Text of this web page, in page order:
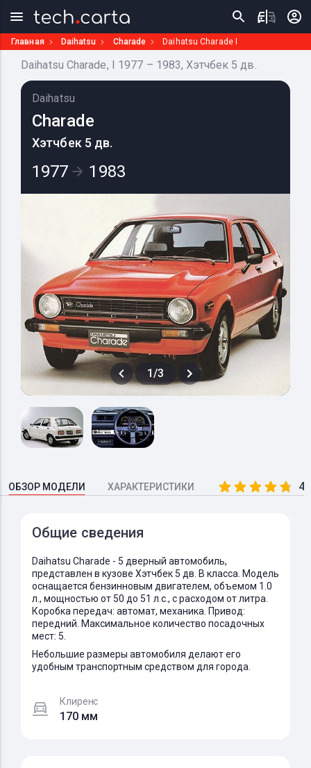
Главная Daihatsu Charade Daihatsu Charade I
Daihatsu Charade, I 1977 – 1983, Хэтчбек 5 дв.
Daihatsu
Charade
Хэтчбек 5 дв.
1977 1983
1/3
ОБЗОР МОДЕЛИ ХАРАКТЕРИСТИКИ
Общие сведения
Daihatsu Charade - 5 дверный автомобиль,
представлен в кузове Хэтчбек 5 дв. B класса. Модель
оснащается бензинновым двигателем, объемом 1.0
л., мощностью от 50 до 51 л.с., с расходом от литра.
Коробка передач: автомат, механика. Привод:
передний. Максимальное количество посадочных
мест: 5.
Небольшие размеры автомобиля делают его
удобным транспортным средством для города.
Клиренс
170 мм